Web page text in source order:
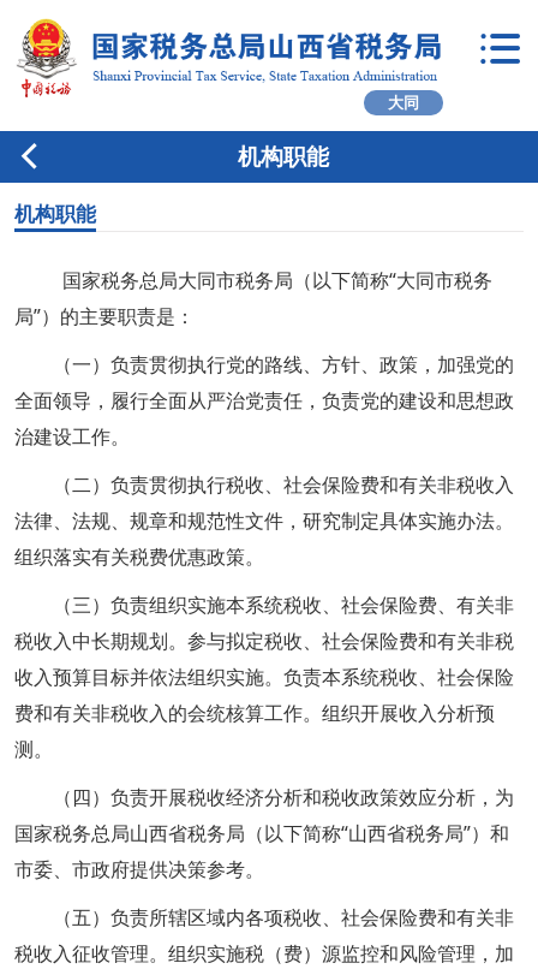
大同
机构职能
机构职能
国家税务总局大同市税务局（以下简称“大同市税务
局”）的主要职责是：
（一）负责贯彻执行党的路线、方针、政策，加强党的
全面领导，履行全面从严治党责任，负责党的建设和思想政
治建设工作。
（二）负责贯彻执行税收、社会保险费和有关非税收入
法律、法规、规章和规范性文件，研究制定具体实施办法。
组织落实有关税费优惠政策。
（三）负责组织实施本系统税收、社会保险费、有关非
税收入中长期规划。参与拟定税收、社会保险费和有关非税
收入预算目标并依法组织实施。负责本系统税收、社会保险
费和有关非税收入的会统核算工作。组织开展收入分析预
测。
（四）负责开展税收经济分析和税收政策效应分析，为
国家税务总局山西省税务局（以下简称“山西省税务局”）和
市委、市政府提供决策参考。
（五）负责所辖区域内各项税收、社会保险费和有关非
税收入征收管理。组织实施税（费）源监控和风险管理，加